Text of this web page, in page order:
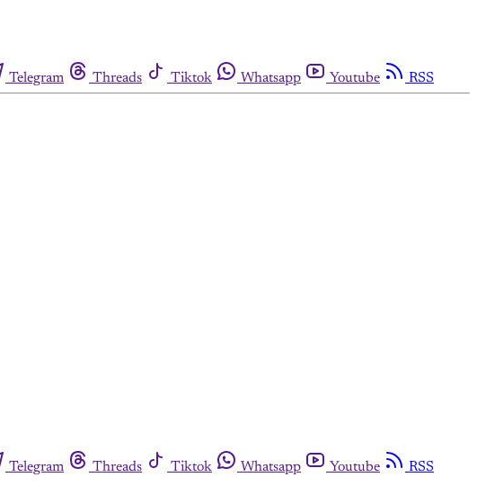
Telegram Threads Tiktok Whatsapp Youtube RSS
Telegram Threads Tiktok Whatsapp Youtube
RSS